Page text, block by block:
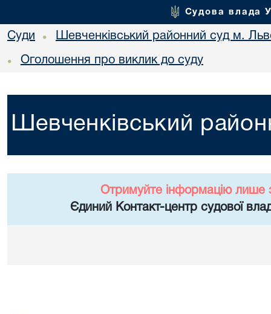
Судова влада
Суди • Шевченківський районний суд м.
• Оголошення про виклик до суду
Шевченківський
Отримуйте інформацію лише
Єдиний Контакт-центр судової